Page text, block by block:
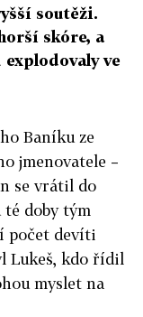
soutěži.
skóre, a
ve
Baníku ze
jmenovatele –
se vrátil do
té doby tým
počet devíti
Lukeš, kdo řídil
myslet na